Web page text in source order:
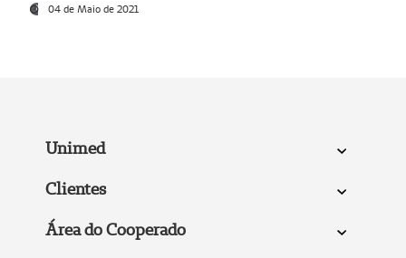
04 de Maio de 2021
Unimed
Clientes
Área do Cooperado